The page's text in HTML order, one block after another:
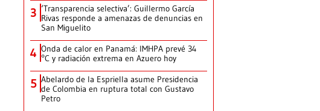
3 ‘Transparencia selectiva’: Guillermo García
Rivas responde a amenazas de denuncias en
San Miguelito
4 Onda de calor en Panamá: IMHPA prevé 34
°C y radiación extrema en Azuero hoy
5 Abelardo de la Espriella asume Presidencia
de Colombia en ruptura total con Gustavo
Petro